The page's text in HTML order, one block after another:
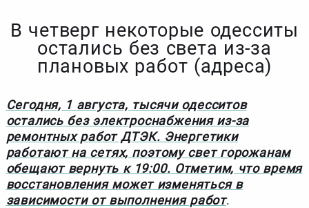
В четверг некоторые одесситы
остались без света из-за
плановых работ (адреса)
Сегодня, 1 августа, тысячи одесситов
остались без электроснабжения из-за
ремонтных работ ДТЭК. Энергетики
работают на сетях, поэтому свет горожанам
обещают вернуть к 19:00. Отметим, что время
восстановления может изменяться в
зависимости от выполнения работ.